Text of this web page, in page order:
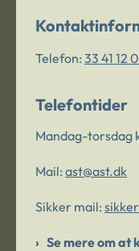
Telefon: 33 41 12
Telefontider
Mandag-torsdag
Mail: ast@ast.dk
Sikker mail:
Se mere om at